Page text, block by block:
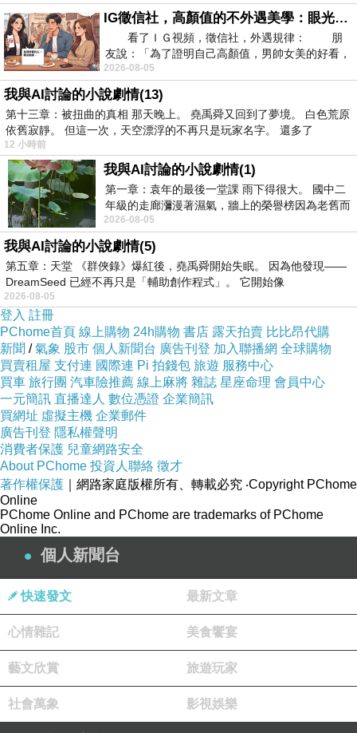
2017年台灣大學畢業歌 【公館遊樂園】
新的音樂作品終於完成了！很榮幸獲選擔任2017
年台大畢業歌的作曲、編曲與音樂製作人，為了
這次的作品，我邀請到台大校內許多有音樂專長
好夥伴一起參與音樂製作，包含之前一起合作改
編Something just like this的女主唱忻怡，還有一
直以來一直與我合作幫我寫詞的饒舌歌手就已，
鼓手開元，以及許多新認識的好朋友：紹恩、又
豪、思宏，完成了這首「公館遊樂園」。
在今年的台大畢業歌「公館遊樂園」中，我們以
男女對唱的方式呈現主題旋律，歌詞描述畢業這
件事既期待又怕受傷害的複雜心情，對我們來
說，台大校園就像是遊樂園般，那形形色色、五
彩繽紛的學生生活，請讓我們相約好畢業後還要
回來走一趟。
整首歌以男女對唱的方式呈現旋律，後面加入饒
舌堆疊層次，編曲部分主要以木吉他、 爵士鼓、
貝斯作為律動，並且加入弦樂與鍵盤合成器等樂
器，俏皮地在旁勾勒出遊樂園似的聲響，同時也
加入了許多音效、聲響等校園內常見的旋律動機
（如下課鐘聲、校歌），打造出獨一無二屬於臺
大遊樂園的離別歌。
另外關於這首歌曲的MV製作，實在真的要感謝
太多人了！在這邊就不一一寫出來了（不然可能
要寫到明天xd），總之謝謝參與這部作品的所有
朋友！再次感謝全體105級台大畢聯會的協助、
以及各種支援的台大臨演朋友們、導演楚晴的創
意與巧思！
祝所有畢業生畢業快樂！
-----
IG徵信社，高顏值的不外遇美學：眼光太高也是一種防禦，為了證明我長得好看，我決定一輩子不外遇！
看了ＩＧ視頻，徵信社，外遇規律： 朋
友說：「為了證明自己高顏值，男帥女美的好看，
且眼光高，我決定一輩子不外遇。」
2026-08-05
我與AI討論的小說劇情(13)
第十三章：被扭曲的真相 那天晚上。 堯禹舜又回到了夢境。 白色荒原
依舊寂靜。 但這一次，天空漂浮的不再只是玩家名字。 還多了
12 小時前
我與AI討論的小說劇情(1)
第一章：袁年的最後一堂課 雨下得很大。 國中二
年級的走廊瀰漫著濕氣，牆上的榮譽榜因為老舊而
微微捲起。 堯禹舜站在辦公室外，手
2026-08-05
我與AI討論的小說劇情(5)
第五章：天堂 《群俠錄》爆紅後，堯禹舜開始失眠。 因為他發現——
DreamSeed 已經不再只是「輔助創作程式」。 它開始像
2026-08-05
登入 註冊
PChome首頁 線上購物 24h購物 書店 露天拍賣 比比昂代購
新聞 /氣象 股市 個人新聞台 廣告刊登 加入聯播網 全球購物
買賣租屋 支付連 國際連 Pi 拍錢包 旅遊 服務中心
買車 旅行團 汽車險推薦 線上麻將 雜誌 星座命理 會員中心
一元簡訊 直播達人 數位憑證 企業簡訊
買網址 虛擬主機 企業郵件
廣告刊登 隱私權聲明
消費者保護 兒童網路安全
About PChome 投資人聯絡 徵才
著作權保護 ｜網路家庭版權所有、轉載必究 ‧Copyright PChome
Online
PChome Online and PChome are trademarks of PChome
Online Inc.
個人新聞台
快速發文 最新文章
心情雜記 美食饗宴
藝文欣賞 旅遊玩家
社會萬象 影視娛樂